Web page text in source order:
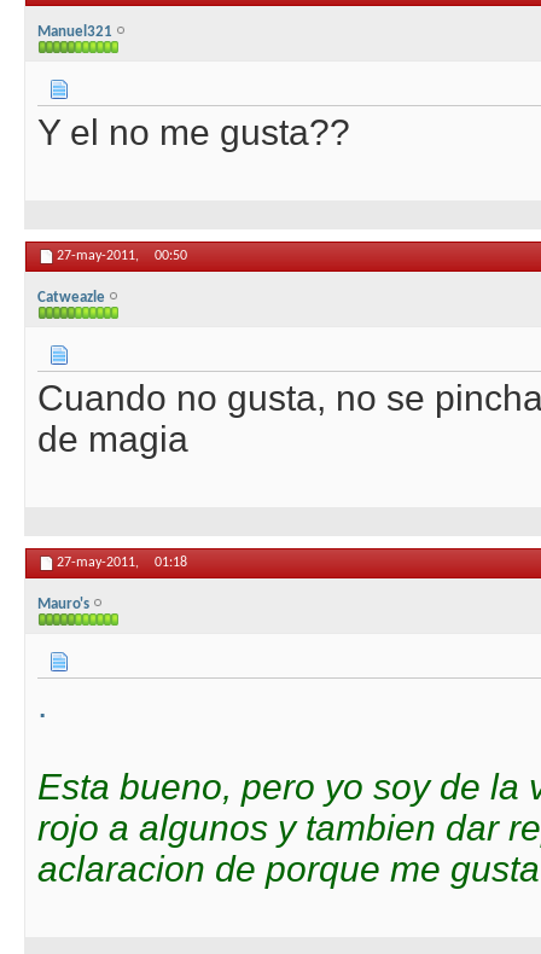
Manuel321
Y el no me gusta??
27-may-2011, 00:50
Catweazle
Cuando no gusta, no se
de magia
27-may-2011, 01:18
Mauro's
.
Esta bueno, pero yo soy de la
rojo a algunos y tambien dar
aclaracion de porque me